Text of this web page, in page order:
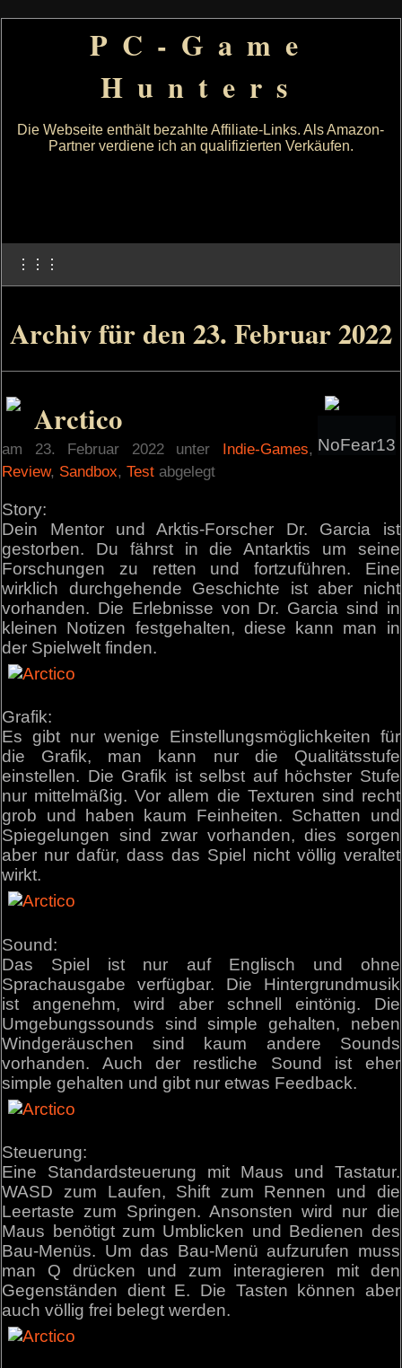
PC-Game
Hunters
Die Webseite enthält bezahlte Affiliate-Links. Als Amazon-
Partner verdiene ich an qualifizierten Verkäufen.
⋮⋮⋮
Archiv für den 23. Februar 2022
NoFear13
Arctico
am 23. Februar 2022 unter Indie-Games,
Review, Sandbox,Test abgelegt
Story:
Dein Mentor und Arktis-Forscher Dr. Garcia ist
gestorben. Du fährst in die Antarktis um seine
Forschungen zu retten und fortzuführen. Eine
wirklich durchgehende Geschichte ist aber nicht
vorhanden. Die Erlebnisse von Dr. Garcia sind in
kleinen Notizen festgehalten, diese kann man in
der Spielwelt finden.
Grafik:
Es gibt nur wenige Einstellungsmöglichkeiten für
die Grafik, man kann nur die Qualitätsstufe
einstellen. Die Grafik ist selbst auf höchster Stufe
nur mittelmäßig. Vor allem die Texturen sind recht
grob und haben kaum Feinheiten. Schatten und
Spiegelungen sind zwar vorhanden, dies sorgen
aber nur dafür, dass das Spiel nicht völlig veraltet
wirkt.
Sound:
Das Spiel ist nur auf Englisch und ohne
Sprachausgabe verfügbar. Die Hintergrundmusik
ist angenehm, wird aber schnell eintönig. Die
Umgebungssounds sind simple gehalten, neben
Windgeräuschen sind kaum andere Sounds
vorhanden. Auch der restliche Sound ist eher
simple gehalten und gibt nur etwas Feedback.
Steuerung:
Eine Standardsteuerung mit Maus und Tastatur.
WASD zum Laufen, Shift zum Rennen und die
Leertaste zum Springen. Ansonsten wird nur die
Maus benötigt zum Umblicken und Bedienen des
Bau-Menüs. Um das Bau-Menü aufzurufen muss
man Q drücken und zum interagieren mit den
Gegenständen dient E. Die Tasten können aber
auch völlig frei belegt werden.